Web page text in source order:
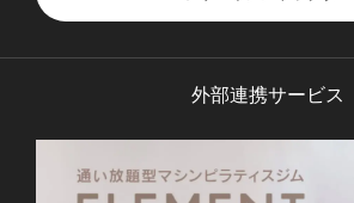
外部連携サービス